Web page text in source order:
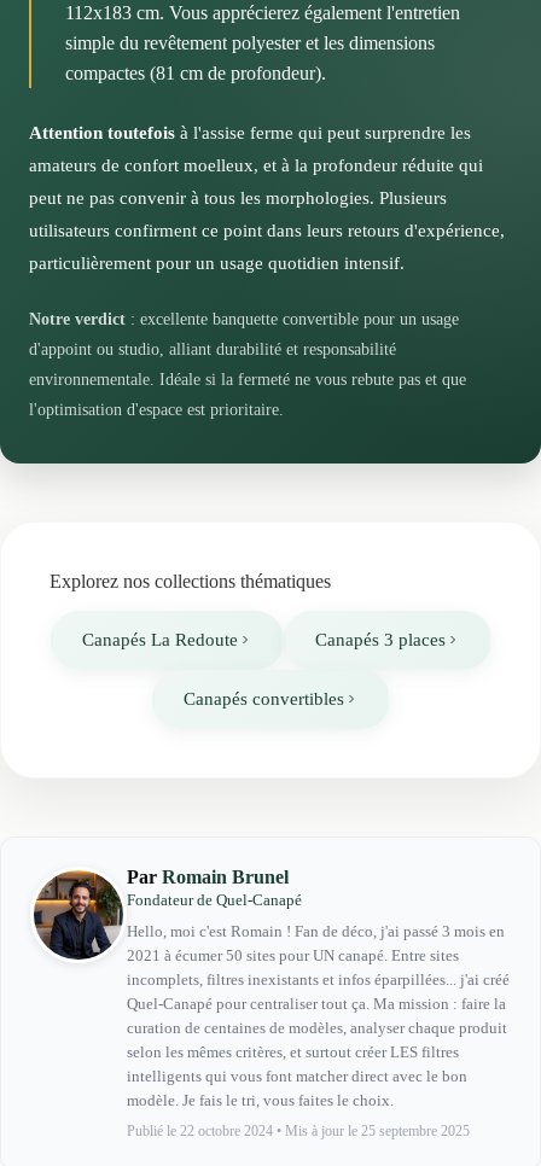
mode couchage, évitant l'effet 'trou' désagréable que
l'on rencontre parfois sur les convertibles trop souples.
facilité d'entretien, particulièrement adaptée aux foyers
actifs ou avec enfants.
Redoute les conseils d'entretien spécifiques selon la
couleur choisie.
112x183 cm. Vous apprécierez également l'entretien
simple du revêtement polyester et les dimensions
compactes (81 cm de profondeur).
Attention toutefois à l'assise ferme qui peut surprendre les
amateurs de confort moelleux, et à la profondeur réduite qui
peut ne pas convenir à tous les morphologies. Plusieurs
utilisateurs confirment ce point dans leurs retours d'expérience,
particulièrement pour un usage quotidien intensif.
Notre verdict : excellente banquette convertible pour un usage
d'appoint ou studio, alliant durabilité et responsabilité
environnementale. Idéale si la fermeté ne vous rebute pas et que
l'optimisation d'espace est prioritaire.
Explorez nos collections thématiques
Canapés La Redoute Canapés 3 places
Canapés convertibles
Par Romain Brunel
Fondateur de Quel-Canapé
Hello, moi c'est Romain ! Fan de déco, j'ai passé 3 mois en
2021 à écumer 50 sites pour UN canapé. Entre sites
incomplets, filtres inexistants et infos éparpillées... j'ai créé
Quel-Canapé pour centraliser tout ça. Ma mission : faire la
curation de centaines de modèles, analyser chaque produit
selon les mêmes critères, et surtout créer LES filtres
intelligents qui vous font matcher direct avec le bon
modèle. Je fais le tri, vous faites le choix.
Publié le 22 octobre 2024 • Mis à jour le 25 septembre 2025